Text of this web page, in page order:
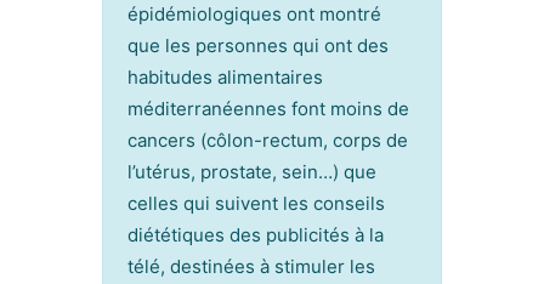
épidémiologiques ont montré
que les personnes qui ont des
habitudes alimentaires
méditerranéennes font moins de
cancers (côlon-rectum, corps de
l’utérus, prostate, sein…) que
celles qui suivent les conseils
diététiques des publicités à la
télé, destinées à stimuler les